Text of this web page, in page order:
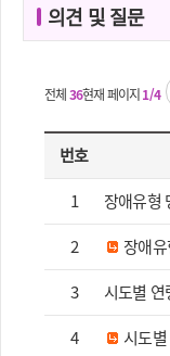
의견 및 질문
전체36현재 페이지1/4
번호
1
장애유형
2
장애
3
시도별
4
시도별